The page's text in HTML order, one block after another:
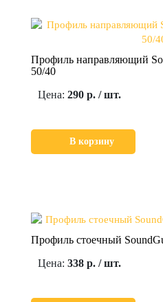
Профиль направляющий
50/40
Цена: 290 р. / шт.
В корзину
Профиль стоечный
Цена: 338 р. / шт.